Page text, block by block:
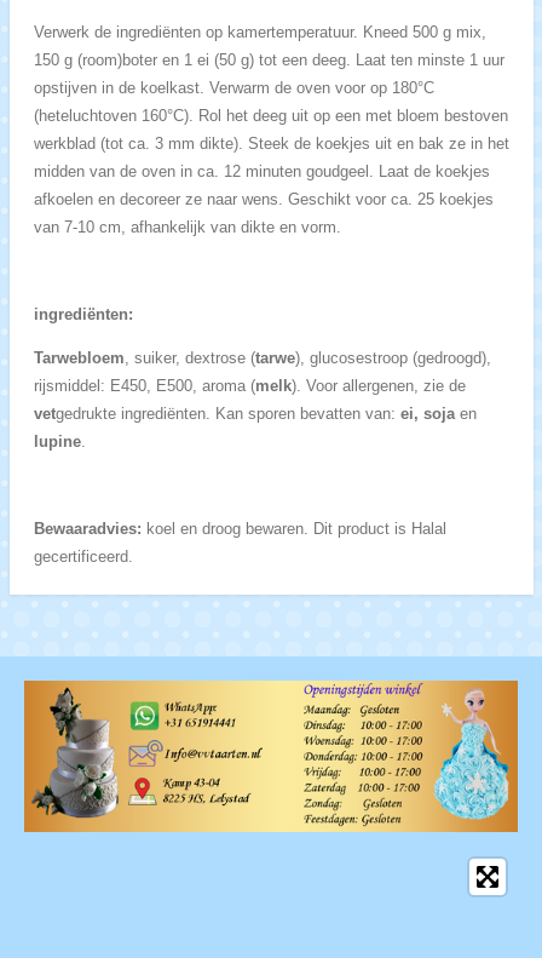
Verwerk de ingrediënten op kamertemperatuur. Kneed 500 g mix,
150 g (room)boter en 1 ei (50 g) tot een deeg. Laat ten minste 1 uur
opstijven in de koelkast. Verwarm de oven voor op 180°C
(heteluchtoven 160°C). Rol het deeg uit op een met bloem bestoven
werkblad (tot ca. 3 mm dikte). Steek de koekjes uit en bak ze in het
midden van de oven in ca. 12 minuten goudgeel. Laat de koekjes
afkoelen en decoreer ze naar wens. Geschikt voor ca. 25 koekjes
van 7-10 cm, afhankelijk van dikte en vorm.
ingrediënten:
Tarwebloem, suiker, dextrose (tarwe), glucosestroop (gedroogd),
rijsmiddel: E450, E500, aroma (melk). Voor allergenen, zie de
vetgedrukte ingrediënten. Kan sporen bevatten van: ei, sojaen
lupine.
Bewaaradvies: koel en droog bewaren. Dit product is Halal
gecertificeerd.